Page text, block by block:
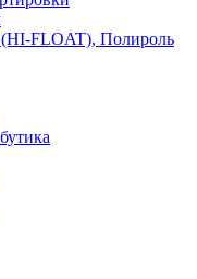
FLOAT), Полироль